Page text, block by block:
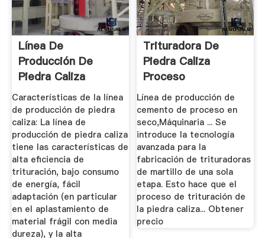
Línea De
Producción De
Piedra Caliza
SANME
Características de la línea
de producción de piedra
caliza: La línea de
producción de piedra caliza
tiene las características de
alta eficiencia de
trituración, bajo consumo
de energía, fácil
adaptación (en particular
en el aplastamiento de
material frágil con media
dureza), y la alta
Trituradora De
Piedra Caliza
Proceso
Línea de producción de
cemento de proceso en
seco,Máquinaria ... Se
introduce la tecnología
avanzada para la
fabricación de trituradoras
de martillo de una sola
etapa. Esto hace que el
proceso de trituración de
la piedra caliza... Obtener
precio